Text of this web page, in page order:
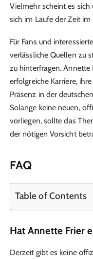
Vielmehr scheint es sich
sich im Laufe der Zeit
Für Fans und
verlässliche Quellen zu
zu hinterfragen.
erfolgreiche Karriere,
Präsenz in der
Solange keine neuen,
vorliegen, sollte das
der nötigen Vorsicht
FAQ
Table of Contents
Hat Annette Frier
Derzeit gibt es keine